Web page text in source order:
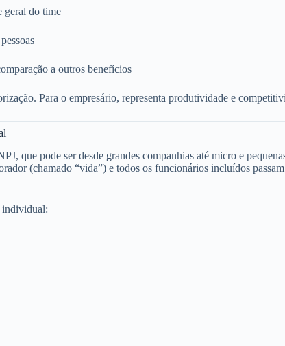
geral do time
a outros benefícios
Para o empresário, representa produtividade e
que pode ser desde grandes companhias até micro e
(chamado “vida”) e todos os funcionários incluídos passam
individual: